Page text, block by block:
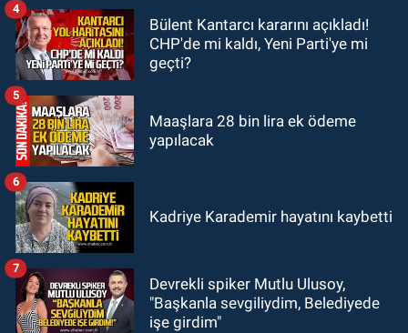
Bülent Kantarcı kararını açıkladı!
CHP'de mi kaldı, Yeni Parti'ye mi
geçti?
4
Maaşlara 28 bin lira ek ödeme
yapılacak
5
Kadriye Karademir hayatını kaybetti
6
Devrekli spiker Mutlu Ulusoy,
"Başkanla sevgiliydim, Belediyede
işe girdim"
7